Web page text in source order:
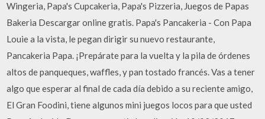
Wingeria, Papa's Cupcakeria, Papa's Pizzeria, Juegos de Papas
Bakeria Descargar online gratis. Papa's Pancakeria - Con Papa
Louie a la vista, le pegan dirigir su nuevo restaurante,
Pancakeria Papa. ¡Prepárate para la vuelta y la pila de órdenes
altos de panqueques, waffles, y pan tostado francés. Vas a tener
algo que esperar al final de cada día debido a su reciente amigo,
El Gran Foodini, tiene algunos mini juegos locos para que usted